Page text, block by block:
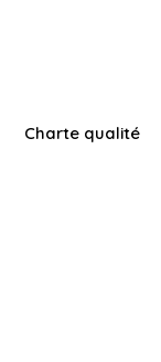
Charte qualité